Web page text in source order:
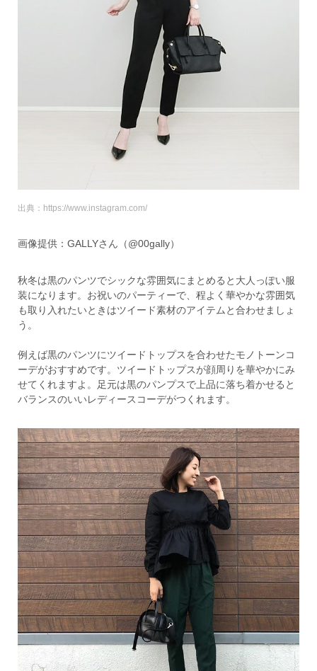
出典：https://www.instagram.com/
画像提供：GALLYさん（@00gally）
秋冬は黒のパンツでシックな雰囲気にまとめると大人っぽい服
装になります。お祝いのパーティーで、程よく華やかな雰囲気
も取り入れたいときはツイード素材のアイテムと合わせましょ
う。
例えば黒のパンツにツイードトップスを合わせたモノトーンコ
ーデがおすすめです。ツイードトップスが顔周りを華やかにみ
せてくれますよ。足元は黒のパンプスで上品に落ち着かせると
バランスのいいレディースコーデがつくれます。